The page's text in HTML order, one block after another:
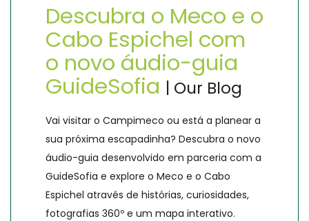
Descubra o Meco e o
Cabo Espichel com
o novo áudio-guia
GuideSofia | Our Blog
Vai visitar o Campimeco ou está a planear a
sua próxima escapadinha? Descubra o novo
áudio-guia desenvolvido em parceria com a
GuideSofia e explore o Meco e o Cabo
Espichel através de histórias, curiosidades,
fotografias 360º e um mapa interativo.